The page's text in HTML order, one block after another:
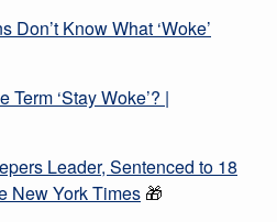
Know What ‘Woke’
‘Stay Woke’? |
Leader, Sentenced to 18
New York Times 🎁